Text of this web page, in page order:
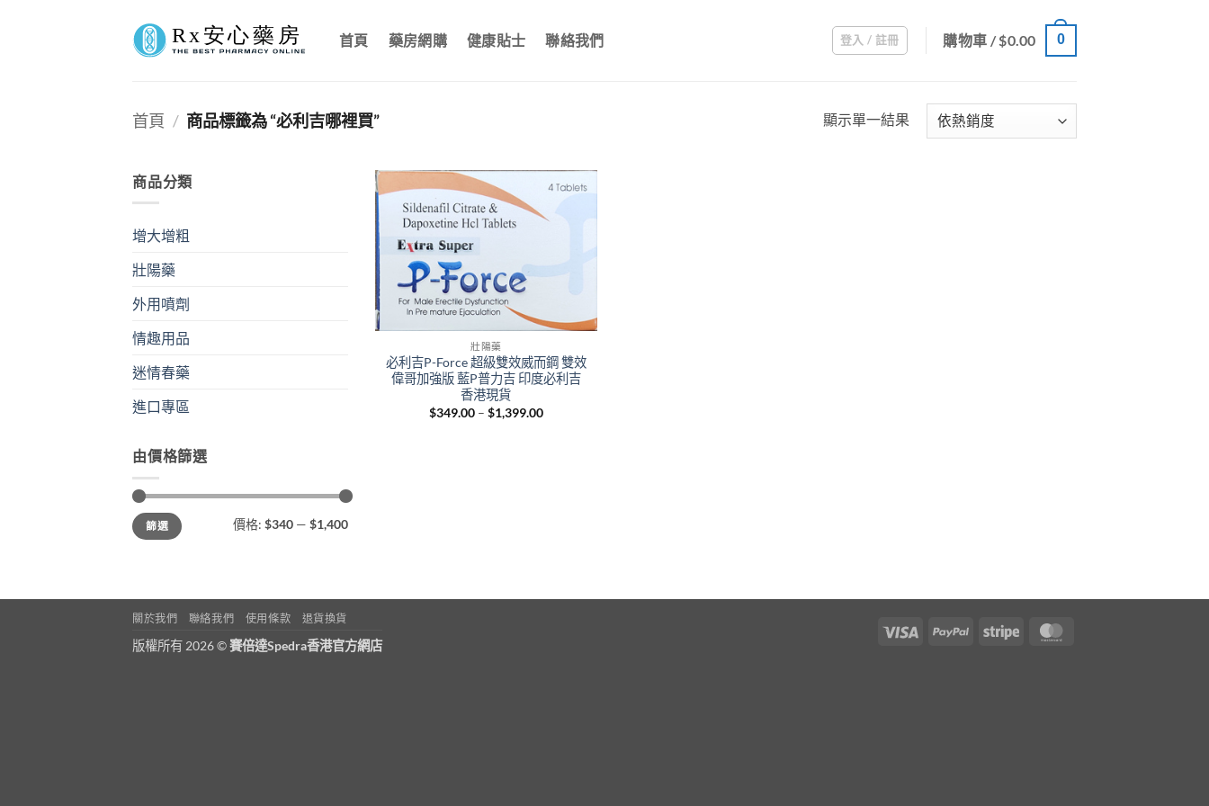
首頁 藥房網購 健康貼士 聯絡我們 登入 / 註冊 購物車 /$0.00 0
首頁 / 商品標籤為 “必利吉哪裡買” 顯示單一結果
商品分類
增大增粗
壯陽藥
外用噴劑
情趣用品
迷情春藥
進口專區
由價格篩選
最
低
價
最
高
價
篩選 價格: $340 — $1,400
壯陽藥
必利吉P-Force 超級雙效威而鋼 雙效
偉哥加強版 藍P普力吉 印度必利吉
香港現貨
$349.00 – $1,399.00Price
Visa PayPal Stripe
關於我們 聯絡我們 使用條款 退貨換貨
版權所有 2026 ©賽倍達Spedra香港官方網店